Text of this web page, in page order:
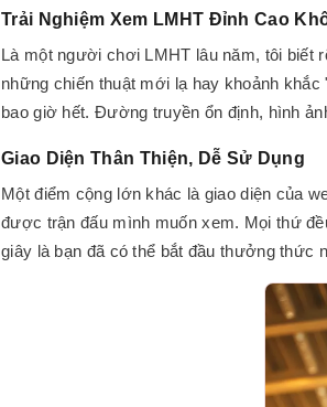
Trải Nghiệm Xem LMHT Đỉnh Cao
Là một người chơi LMHT lâu năm, tôi biết
những chiến thuật mới lạ hay khoảnh
bao giờ hết. Đường truyền ổn định, hình
Giao Diện Thân Thiện, Dễ Sử Dụng
Một điểm cộng lớn khác là giao diện của
được trận đấu mình muốn xem. Mọi thứ
giây là bạn đã có thể bắt đầu thưởng thức